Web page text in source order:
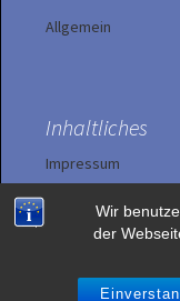
Wir
der
Allgemein
Inhaltliches
Impressum